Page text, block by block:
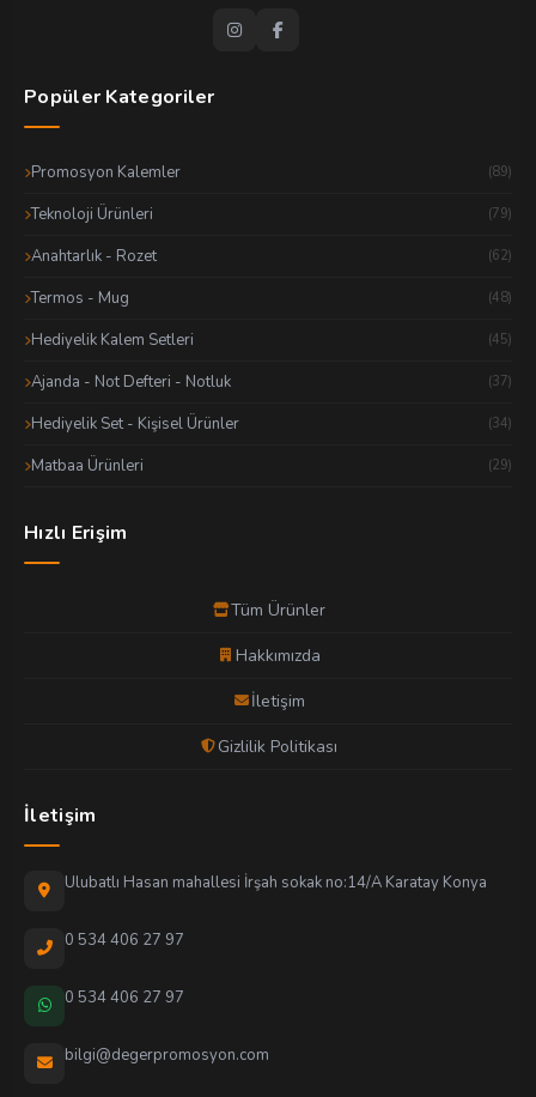
Popüler Kategoriler
Promosyon Kalemler (89)
Teknoloji Ürünleri (79)
Anahtarlık - Rozet (62)
Termos - Mug (48)
Hediyelik Kalem Setleri (45)
Ajanda - Not Defteri - Notluk (37)
Hediyelik Set - Kişisel Ürünler (34)
Matbaa Ürünleri (29)
Hızlı Erişim
Tüm Ürünler
Hakkımızda
İletişim
Gizlilik Politikası
İletişim
Ulubatlı Hasan mahallesi İrşah sokak no:14/A Karatay Konya
0 534 406 27 97
0 534 406 27 97
bilgi@degerpromosyon.com